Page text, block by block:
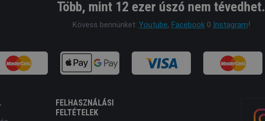
Több, mint 12 ezer úszó nem tévedhet.
Kövess bennünket: Youtube, Facebook0 Instagram!
FELHASZNÁLÁSI
FELTÉTELEK